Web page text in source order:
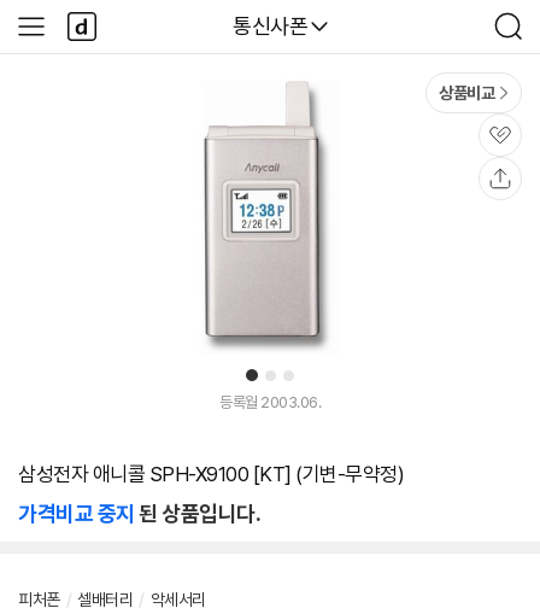
다나와
통신사폰
검
색
사
이
다
나
와
1 2 3
상품비교
관
심
등록월 2003.06.
삼성전자 애니콜 SPH-X9100 [KT] (기변-무약정)
가격비교 중지 된 상품입니다.
피처폰 / 셀배터리 / 악세서리